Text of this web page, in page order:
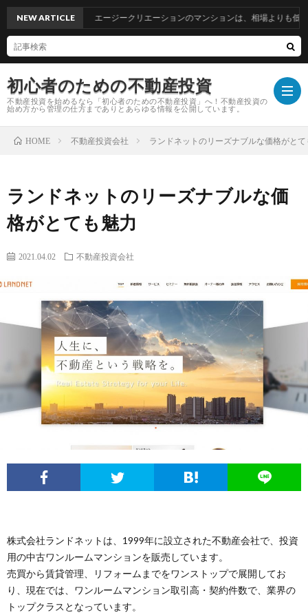
初心者のための不動産投資
不動産投資を始めるなら「初心者のための不動産投資」へ！不動産投資の
始め方から管理の仕方までありとあらゆる情報を公開しています。
運
者
問
わ
プ
バ
ー
リ
NEW ARTICLEエージークリエーションのマンションは、相場よりも低価格で購
HOME 不動産投資会社 ランドネットのリーズナブルな価格がと
ランドネットのリーズナブルな価
格がとても魅力
2021.04.02 不動産投資会社
株式会社ランドネットは、1999年に設立された不動産会社で、投資
用の中古ワンルームマンションを販売しています。
売買から賃貸管理、リフォームまでをワンストップで展開してお
り、現在では、ワンルームマンション取引高・契約件数で、業界の
トップクラスとなっています。